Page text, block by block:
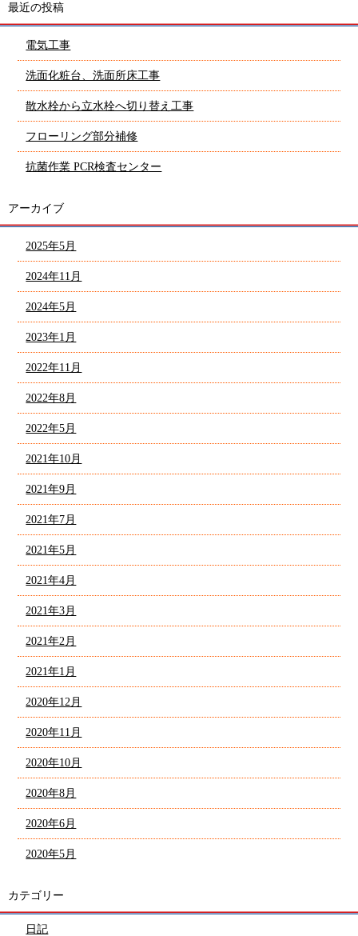
最近の投稿
電気工事
洗面化粧台、洗面所床工事
散水栓から立水栓へ切り替え工事
フローリング部分補修
抗菌作業 PCR検査センター
アーカイブ
2025年5月
2024年11月
2024年5月
2023年1月
2022年11月
2022年8月
2022年5月
2021年10月
2021年9月
2021年7月
2021年5月
2021年4月
2021年3月
2021年2月
2021年1月
2020年12月
2020年11月
2020年10月
2020年8月
2020年6月
2020年5月
カテゴリー
日記